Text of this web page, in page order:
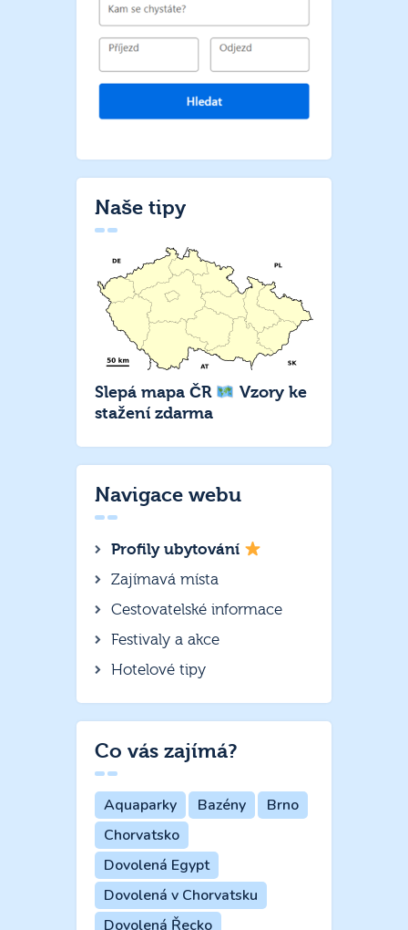
Naše tipy
Slepá mapa ČR
Vzory ke
stažení zdarma
Navigace webu
Profily ubytování
Zajímavá místa
Cestovatelské informace
Festivaly a akce
Hotelové tipy
Co vás zajímá?
Aquaparky Bazény
Brno
Chorvatsko
Dovolená Egypt
Dovolená v Chorvatsku
Dovolená Řecko